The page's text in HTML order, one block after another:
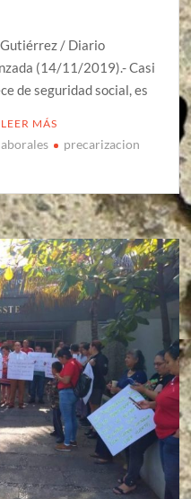
/ Diario
(14/11/2019).- Casi
de seguridad social, es
LEER MÁS
precarizacion